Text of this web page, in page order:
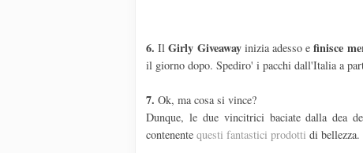
6. IlGirly Giveawayinizia adesso efinisce
il giorno dopo. Spediro' i pacchi dall'Italia a
7. Ok, ma cosa si vince?
Dunque, le due vincitrici baciate dalla dea
contenente questi fantastici prodotti di bellezza.